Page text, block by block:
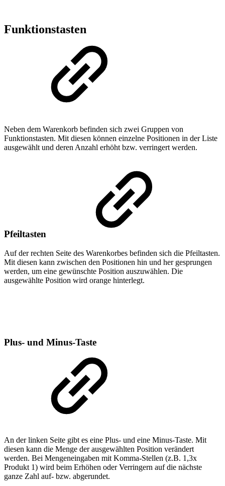
Funktionstasten
Neben dem Warenkorb befinden sich zwei Gruppen von
Funktionstasten. Mit diesen können einzelne Positionen in der Liste
ausgewählt und deren Anzahl erhöht bzw. verringert werden.
Pfeiltasten
Auf der rechten Seite des Warenkorbes befinden sich die Pfeiltasten.
Mit diesen kann zwischen den Positionen hin und her gesprungen
werden, um eine gewünschte Position auszuwählen. Die
ausgewählte Position wird orange hinterlegt.
Plus- und Minus-Taste
An der linken Seite gibt es eine Plus- und eine Minus-Taste. Mit
diesen kann die Menge der ausgewählten Position verändert
werden. Bei Mengeneingaben mit Komma-Stellen (z.B. 1,3x
Produkt 1) wird beim Erhöhen oder Verringern auf die nächste
ganze Zahl auf- bzw. abgerundet.